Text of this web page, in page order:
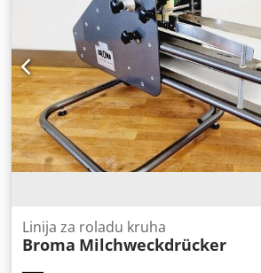
Linija za roladu kruha
Broma Milchweckdrücker